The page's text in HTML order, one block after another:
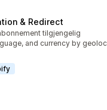
& Redirect
tilgjengelig
and currency by